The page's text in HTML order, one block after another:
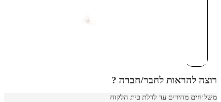
רוצה להראות לחבר/חברה ?
משלוחים מהירים עד לדלת בית הלקוח